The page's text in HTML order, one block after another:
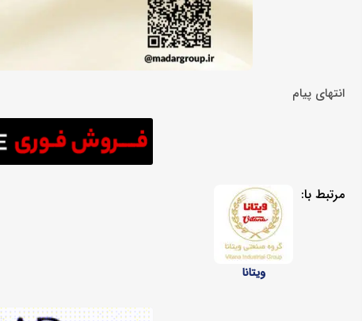
انتهای پیام
مرتبط با:
ویتانا